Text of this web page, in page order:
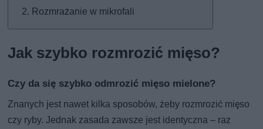
Rozmrażanie w mikrofali
Jak szybko rozmrozić mięso?
Czy da się szybko odmrozić mięso mielone?
Znanych jest nawet kilka sposobów, żeby rozmrozić mięso
czy ryby. Jednak zasada zawsze jest identyczna – raz